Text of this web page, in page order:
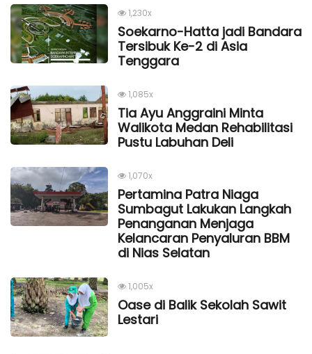
1,230x
Soekarno-Hatta jadi Bandara
Tersibuk Ke-2 di Asia
Tenggara
1,085x
Tia Ayu Anggraini Minta
Walikota Medan Rehabilitasi
Pustu Labuhan Deli
1,070x
Pertamina Patra Niaga
Sumbagut Lakukan Langkah
Penanganan Menjaga
Kelancaran Penyaluran BBM
di Nias Selatan
1,005x
Oase di Balik Sekolah Sawit
Lestari